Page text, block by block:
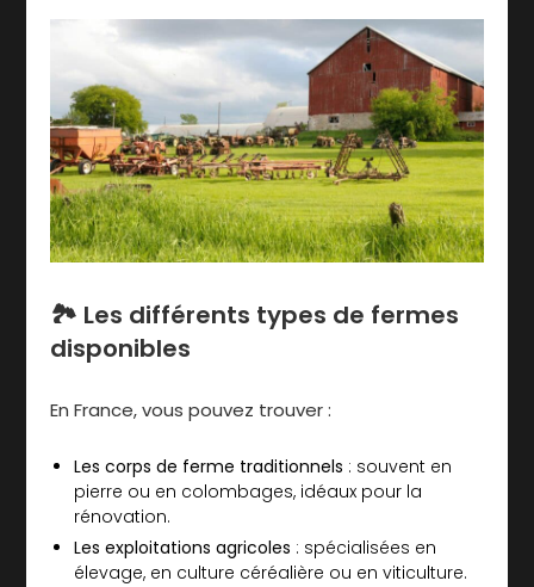
🏞️ Les différents types de fermes
disponibles
En France, vous pouvez trouver :
Les corps de ferme traditionnels : souvent en
pierre ou en colombages, idéaux pour la
rénovation.
Les exploitations agricoles : spécialisées en
élevage, en culture céréalière ou en viticulture.